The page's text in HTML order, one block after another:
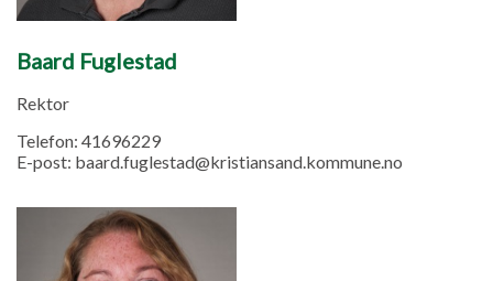
Baard Fuglestad
Rektor
Telefon: 41696229
E-post: baard.fuglestad@kristiansand.kommune.no